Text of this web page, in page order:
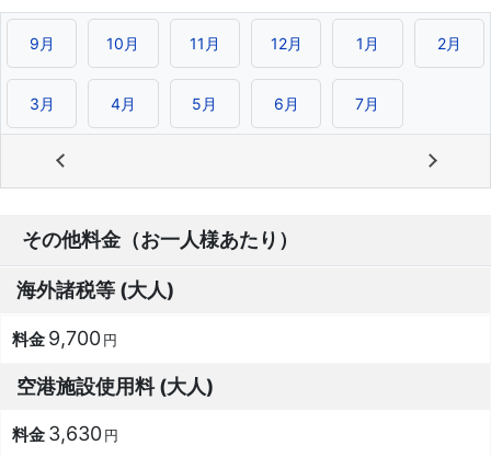
9月 10月 11月 12月 1月 2月
3月 4月 5月 6月 7月
その他料金（お一人様あたり）
海外諸税等 (大人)
9,700円
空港施設使用料 (大人)
3,630円